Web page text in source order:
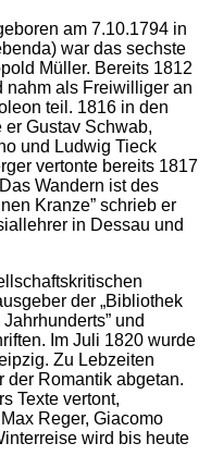
am 7.10.1794 in
war das sechste
Müller. Bereits 1812
nahm als Freiwilliger an
teil. 1816 in den
er Gustav Schwab,
und Ludwig Tieck
vertonte bereits 1817
Wandern ist des
Kranze” schrieb er
in Dessau und
der „Bibliothek
und
Im Juli 1820 wurde
Zu Lebzeiten
der Romantik abgetan.
Texte vertont,
Reger, Giacomo
wird bis heute